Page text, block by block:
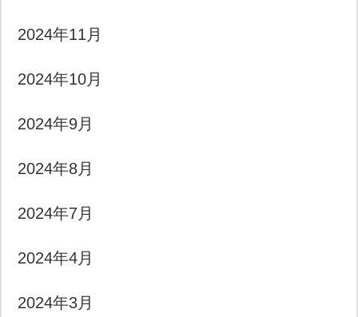
2024年11月
2024年10月
2024年9月
2024年8月
2024年7月
2024年4月
2024年3月